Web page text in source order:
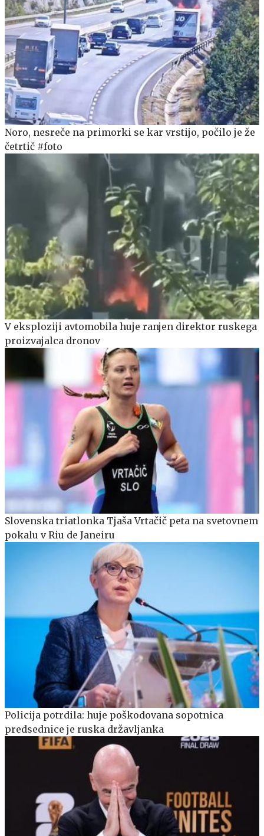
Noro, nesreče na primorki se kar vrstijo, počilo je že
četrtič #foto
V eksploziji avtomobila huje ranjen direktor ruskega
proizvajalca dronov
Slovenska triatlonka Tjaša Vrtačič peta na svetovnem
pokalu v Riu de Janeiru
Policija potrdila: huje poškodovana sopotnica
predsednice je ruska državljanka